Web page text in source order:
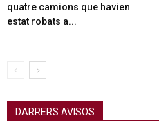
quatre camions que havien
estat robats a...
DARRERS AVISOS